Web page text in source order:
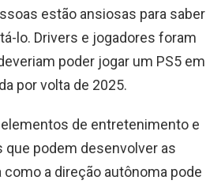
estão ansiosas para saber
lo. Drivers e jogadores foram
poder jogar um PS5 em
por volta de 2025.
de entretenimento e
podem desenvolver as
a direção autônoma pode